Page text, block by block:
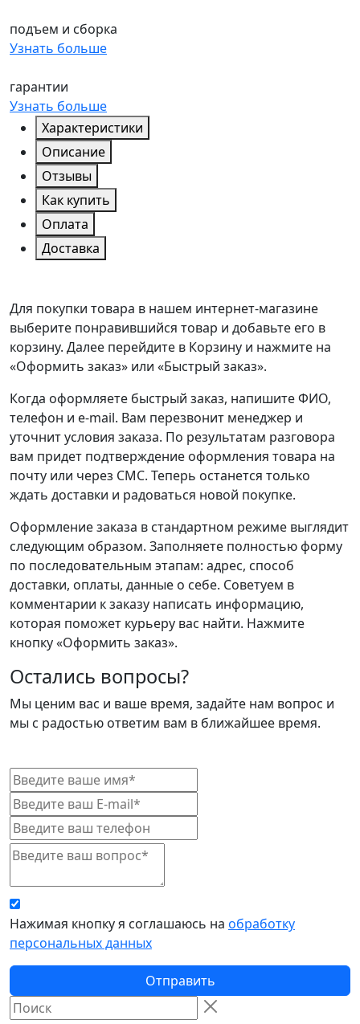
подъем и сборка
Узнать больше
гарантии
Узнать больше
Характеристики
Описание
Отзывы
Как купить
Оплата
Доставка
Для покупки товара в нашем интернет-магазине
выберите понравившийся товар и добавьте его в
корзину. Далее перейдите в Корзину и нажмите на
«Оформить заказ» или «Быстрый заказ».
Когда оформляете быстрый заказ, напишите ФИО,
телефон и e-mail. Вам перезвонит менеджер и
уточнит условия заказа. По результатам разговора
вам придет подтверждение оформления товара на
почту или через СМС. Теперь останется только
ждать доставки и радоваться новой покупке.
Оформление заказа в стандартном режиме выглядит
следующим образом. Заполняете полностью форму
по последовательным этапам: адрес, способ
доставки, оплаты, данные о себе. Советуем в
комментарии к заказу написать информацию,
которая поможет курьеру вас найти. Нажмите
кнопку «Оформить заказ».
Остались вопросы?
Мы ценим вас и ваше время, задайте нам вопрос и
мы с радостью ответим вам в ближайшее время.
Нажимая кнопку я соглашаюсь на обработку
персональных данных
Отправить